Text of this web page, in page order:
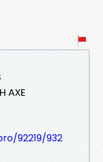
AXE
92219/932